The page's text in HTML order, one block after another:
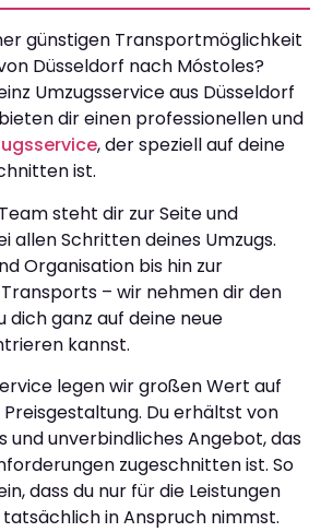
günstigen Transportmöglichkeit
Düsseldorf nach Móstoles?
Umzugsservice aus Düsseldorf
dir einen professionellen und
, der speziell auf deine
ist.
steht dir zur Seite und
allen Schritten deines Umzugs.
Organisation bis hin zur
– wir nehmen dir den
dich ganz auf deine neue
kannst.
legen wir großen Wert auf
Du erhältst von
und unverbindliches Angebot, das
zugeschnitten ist. So
dass du nur für die Leistungen
tatsächlich in Anspruch nimmst.